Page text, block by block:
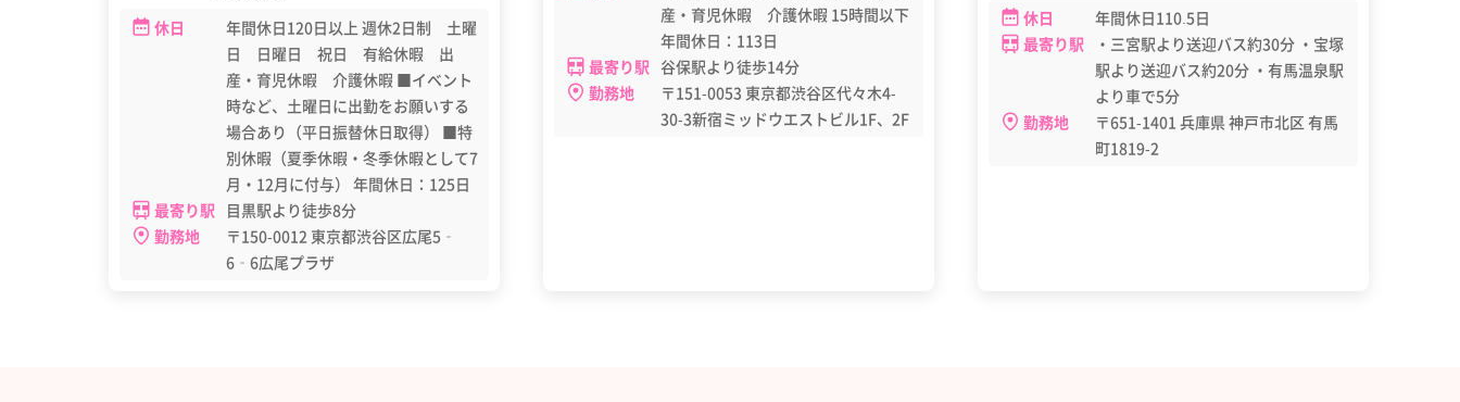
休日
年間休日120日以上 週休2日制 土曜
日 日曜日 祝日 有給休暇 出
産・育児休暇 介護休暇 ■イベント
時など、土曜日に出勤をお願いする
場合あり（平日振替休日取得） ■特
別休暇（夏季休暇・冬季休暇として7
月・12月に付与） 年間休日：125日
最寄り駅
目黒駅より徒歩8分
勤務地
〒150-0012 東京都渋谷区広尾5‐
6‐6広尾プラザ
産・育児休暇 介護休暇 15時間以下
年間休日：113日
最寄り駅 谷保駅より徒歩14分
勤務地
〒151-0053 東京都渋谷区代々木4-
30-3新宿ミッドウエストビル1F、2F
休日
年間休日110.5日
最寄り駅
・三宮駅より送迎バス約30分 ・宝塚
駅より送迎バス約20分 ・有馬温泉駅
より車で5分
勤務地
〒651-1401 兵庫県 神戸市北区 有馬
町1819-2